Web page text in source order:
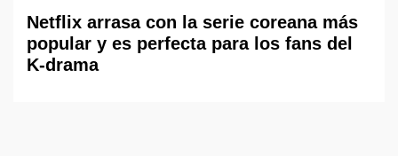
Netflix arrasa con la serie coreana más
popular y es perfecta para los fans del
K-drama